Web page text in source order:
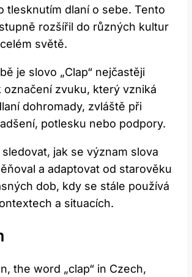
​tlesknutím ‌dlaní ⁤o ⁣sebe. Tento
rozšířil do různých kultur
světě.
⁢je slovo „Clap“ ⁣nejčastěji‌
⁤označení ⁢zvuku,​ který​ vzniká⁤
dohromady, zvláště při
potlesku nebo ​podpory.
jak se⁤ význam slova
a adaptovat od starověku⁢
dob,​ kdy se stále⁣ používá
a situacích.
the word „clap“ in ⁤Czech,‍